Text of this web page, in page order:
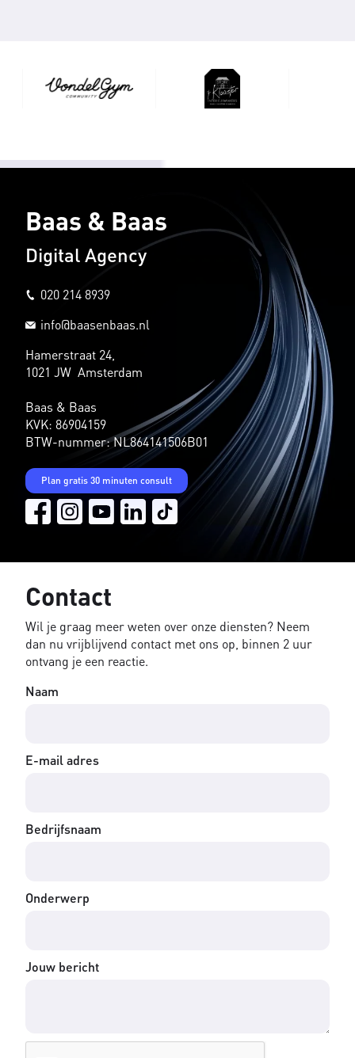
Baas & Baas
Digital Agency
020 214 8939
info@baasenbaas.nl
Hamerstraat 24,
1021 JW Amsterdam
Baas & Baas
KVK: 86904159
BTW-nummer: NL864141506B01
Plan gratis 30 minuten consult
Contact
Wil je graag meer weten over onze diensten? Neem
dan nu vrijblijvend contact met ons op, binnen 2 uur
ontvang je een reactie.
Naam
E-mail adres
Bedrijfsnaam
Onderwerp
Jouw bericht